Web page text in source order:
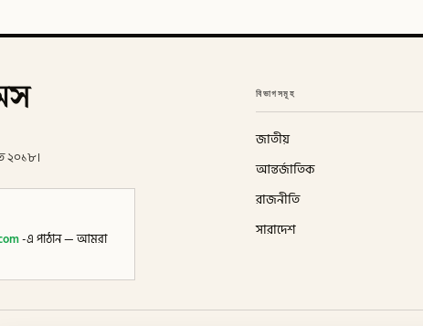
২০১৮।
-এ পাঠান — আমরা
বিভাগসমূহ
জাতীয়
আন্তর্জাতিক
রাজনীতি
সারাদেশ